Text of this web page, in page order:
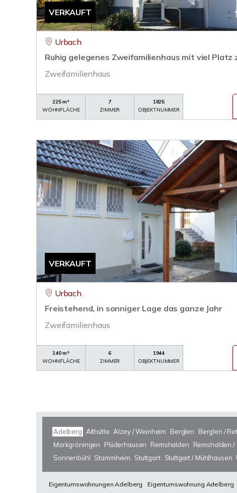
VERKAUFT
Urbach
Ruhig gelegenes Zweifamilienhaus mit viel Platz
Zweifamilienhaus
225 m²
WOHNFLÄCHE
7
ZIMMER
1825
OBJEKTNUMMER
VERKAUFT
Urbach
Freistehend, in sonniger Lage das ganze Jahr
Zweifamilienhaus
140 m²
WOHNFLÄCHE
6
ZIMMER
1944
OBJEKTNUMMER
Adelberg Althütte Alzey / Weinheim Berglen Berglen /
Markgröningen
Plüderhausen Remshalden Remshalden /
Sonnenbühl Stammheim Stuttgart Stuttgart / Mühlhausen
Eigentumswohnungen Adelberg Eigentumswohnung Adelberg